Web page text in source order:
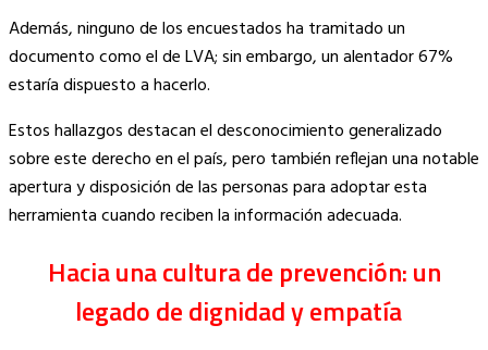
Además, ninguno de los encuestados ha tramitado un
documento como el de LVA; sin embargo, un alentador 67%
estaría dispuesto a hacerlo.
Estos hallazgos destacan el desconocimiento generalizado
sobre este derecho en el país, pero también reflejan una notable
apertura y disposición de las personas para adoptar esta
herramienta cuando reciben la información adecuada.
Hacia una cultura de prevención: un
legado de dignidad y empatía